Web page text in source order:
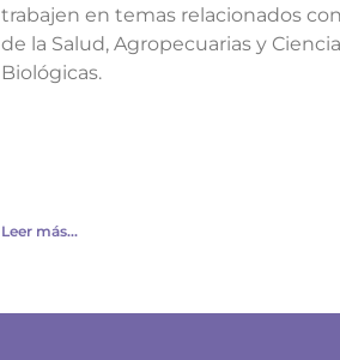
trabajen en temas relacionados
de la Salud, Agropecuarias y
Biológicas.
Leer más...